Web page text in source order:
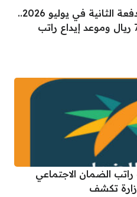
صرف رواتب المتقاعدين الدفعة الثانية في يوليو 2026..
حقيقة زيادة المعاشات 750 ريال وموعد إيداع راتب
الضمان الاجتماعي